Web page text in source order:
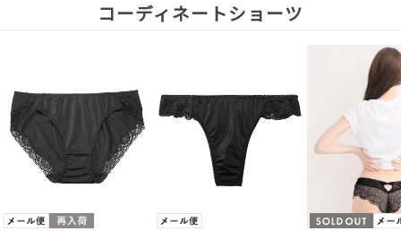
コーディネートショーツ